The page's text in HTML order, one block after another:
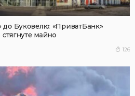
Буковелю: «ПриватБанк»
майно
126